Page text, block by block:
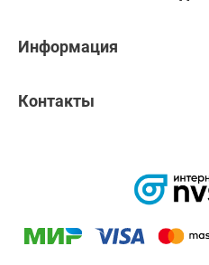
Информация
Контакты